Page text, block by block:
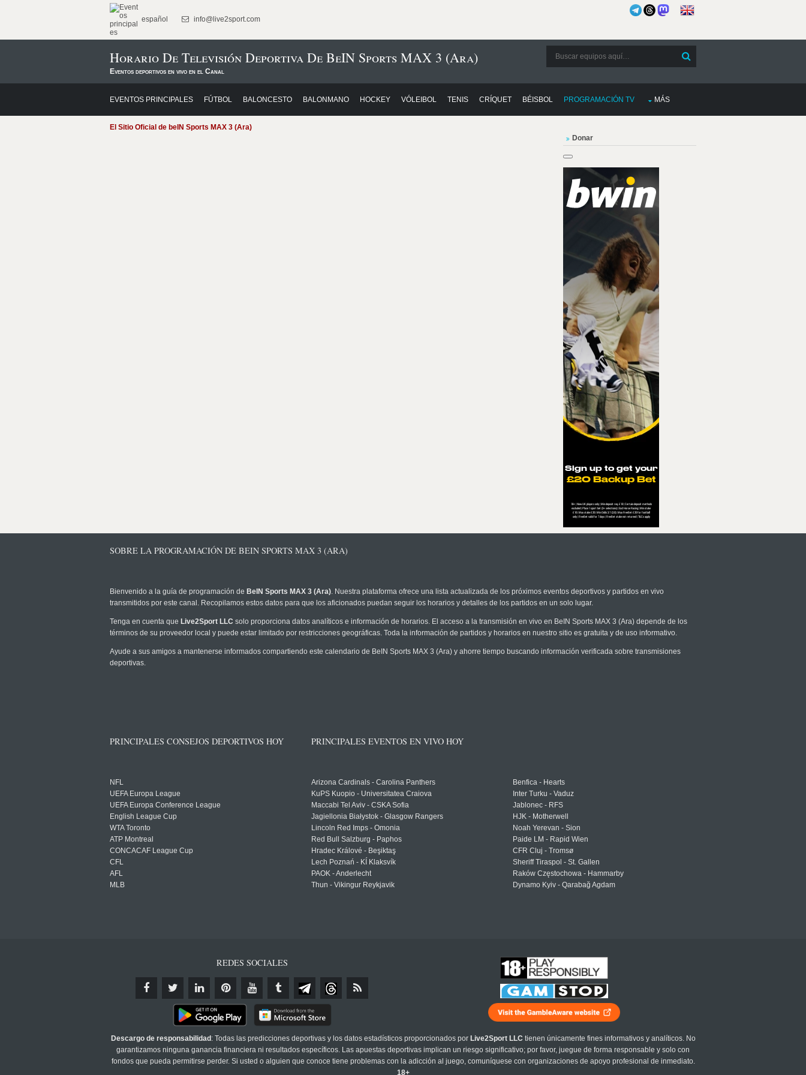
español info@live2sport.com
Horario De Televisión Deportiva De BeIN Sports MAX 3 (Ara)
Eventos deportivos en vivo en el Canal
EVENTOS PRINCIPALES FÚTBOL BALONCESTO BALONMANO HOCKEY VÓLEIBOL TENIS CRÍQUET BÉISBOL PROGRAMACIÓN TV MÁS
El Sitio Oficial de beIN Sports MAX 3 (Ara)
Donar
SOBRE LA PROGRAMACIÓN DE BEIN SPORTS MAX 3 (ARA)
Bienvenido a la guía de programación de BeIN Sports MAX 3 (Ara). Nuestra plataforma ofrece una lista actualizada de los próximos eventos deportivos y partidos en vivo
transmitidos por este canal. Recopilamos estos datos para que los aficionados puedan seguir los horarios y detalles de los partidos en un solo lugar.
Tenga en cuenta que Live2Sport LLC solo proporciona datos analíticos e información de horarios. El acceso a la transmisión en vivo en BeIN Sports MAX 3 (Ara) depende de los
términos de su proveedor local y puede estar limitado por restricciones geográficas. Toda la información de partidos y horarios en nuestro sitio es gratuita y de uso informativo.
Ayude a sus amigos a mantenerse informados compartiendo este calendario de BeIN Sports MAX 3 (Ara) y ahorre tiempo buscando información verificada sobre transmisiones
deportivas.
PRINCIPALES CONSEJOS DEPORTIVOS HOY
NFL
UEFA Europa League
UEFA Europa Conference League
English League Cup
WTA Toronto
ATP Montreal
CONCACAF League Cup
CFL
AFL
MLB
PRINCIPALES EVENTOS EN VIVO HOY
Arizona Cardinals - Carolina Panthers
KuPS Kuopio - Universitatea Craiova
Maccabi Tel Aviv - CSKA Sofia
Jagiellonia Białystok - Glasgow Rangers
Lincoln Red Imps - Omonia
Red Bull Salzburg - Paphos
Hradec Králové - Beşiktaş
Lech Poznań - KÍ Klaksvík
PAOK - Anderlecht
Thun - Vikingur Reykjavik
Benfica - Hearts
Inter Turku - Vaduz
Jablonec - RFS
HJK - Motherwell
Noah Yerevan - Sion
Paide LM - Rapid Wien
CFR Cluj - Tromsø
Sheriff Tiraspol - St. Gallen
Raków Częstochowa - Hammarby
Dynamo Kyiv - Qarabağ Agdam
REDES SOCIALES
Descargo de responsabilidad : Todas las predicciones deportivas y los datos estadísticos proporcionados por Live2Sport LLC tienen únicamente fines informativos y analíticos. No
garantizamos ninguna ganancia financiera ni resultados específicos. Las apuestas deportivas implican un riesgo significativo; por favor, juegue de forma responsable y solo con
fondos que pueda permitirse perder. Si usted o alguien que conoce tiene problemas con la adicción al juego, comuníquese con organizaciones de apoyo profesional de inmediato.
18+